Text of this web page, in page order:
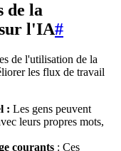
de la
sur l'IA#
de l'utilisation de la
les flux de travail
: Les gens peuvent
leurs propres mots,
courants : Ces